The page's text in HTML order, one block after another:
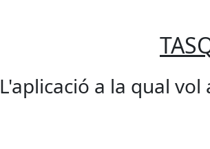
L'aplicació a la qual